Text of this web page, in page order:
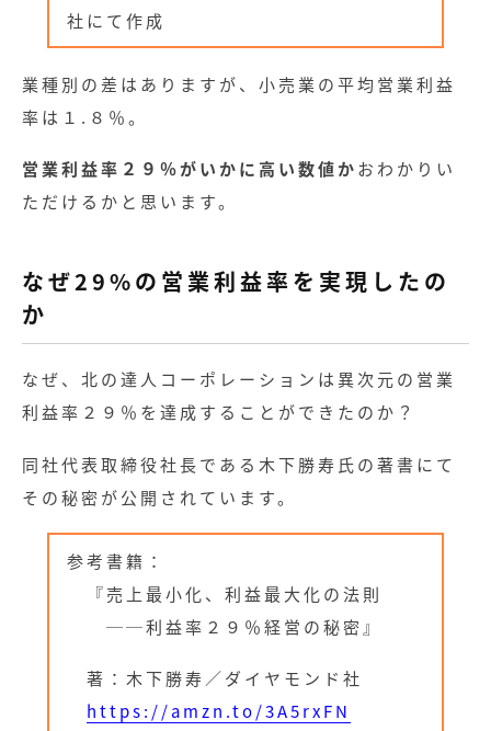
社にて作成
業種別の差はありますが、小売業の平均営業利益
率は１.８％。
営業利益率２９％がいかに高い数値かおわかりい
ただけるかと思います。
なぜ29%の営業利益率を実現したの
か
なぜ、北の達人コーポレーションは異次元の営業
利益率２９％を達成することができたのか？
同社代表取締役社長である木下勝寿氏の著書にて
その秘密が公開されています。
参考書籍：
『売上最小化、利益最大化の法則
──利益率２９％経営の秘密』
著：木下勝寿／ダイヤモンド社
https://amzn.to/3A5rxFN